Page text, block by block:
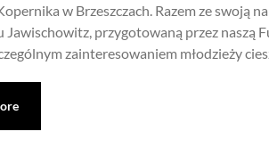
w Brzeszczach. Razem ze swoją
przygotowaną przez naszą
zainteresowaniem młodzieży